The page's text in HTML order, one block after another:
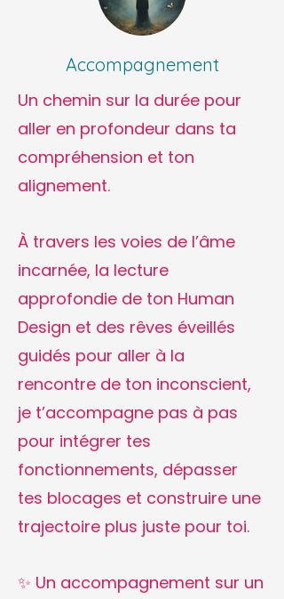
Accompagnement
Un chemin sur la durée pour
aller en profondeur dans ta
compréhension et ton
alignement.
À travers les voies de l’âme
incarnée, la lecture
approfondie de ton Human
Design et des rêves éveillés
guidés pour aller à la
rencontre de ton inconscient,
je t’accompagne pas à pas
pour intégrer tes
fonctionnements, dépasser
tes blocages et construire une
trajectoire plus juste pour toi.
✨ Un accompagnement sur un